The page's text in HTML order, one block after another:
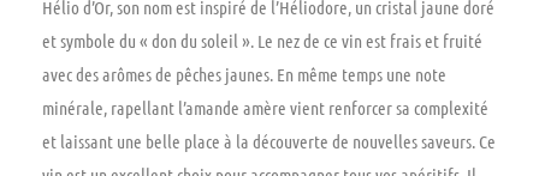
Hélio d’Or, son nom est inspiré de l’Héliodore, un cristal jaune doré
et symbole du « don du soleil ». Le nez de ce vin est frais et fruité
avec des arômes de pêches jaunes. En même temps une note
minérale, rapellant l’amande amère vient renforcer sa complexité
et laissant une belle place à la découverte de nouvelles saveurs. Ce